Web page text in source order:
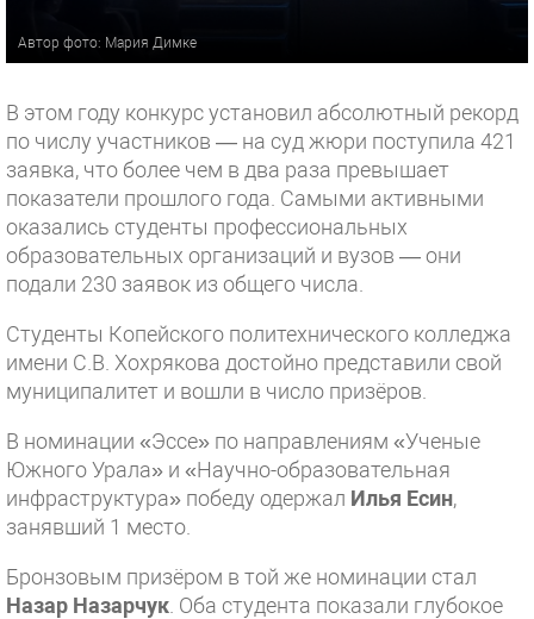
Автор фото: Мария Димке
В этом году конкурс установил абсолютный рекорд
по числу участников — на суд жюри поступила 421
заявка, что более чем в два раза превышает
показатели прошлого года. Самыми активными
оказались студенты профессиональных
образовательных организаций и вузов — они
подали 230 заявок из общего числа.
Студенты Копейского политехнического колледжа
имени С.В. Хохрякова достойно представили свой
муниципалитет и вошли в число призёров.
В номинации «Эссе» по направлениям «Ученые
Южного Урала» и «Научно-образовательная
инфраструктура» победу одержал Илья Есин,
занявший 1 место.
Бронзовым призёром в той же номинации стал
Назар Назарчук . Оба студента показали глубокое